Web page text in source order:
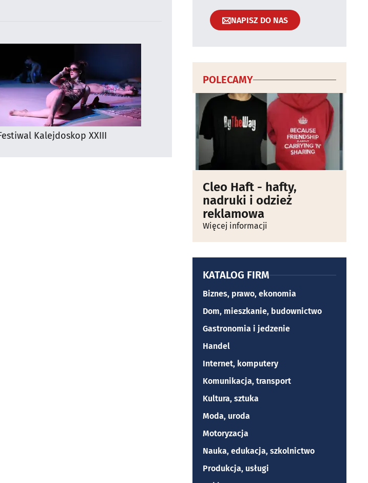
Kalejdoskop XXIII
NAPISZ DO NAS
POLECAMY
Cleo Haft - hafty,
nadruki i odzież
reklamowa
Więcej informacji
KATALOG FIRM
Biznes, prawo, ekonomia
Dom, mieszkanie, budownictwo
Gastronomia i jedzenie
Handel
Internet, komputery
Komunikacja, transport
Kultura, sztuka
Moda, uroda
Motoryzacja
Nauka, edukacja, szkolnictwo
Produkcja, usługi